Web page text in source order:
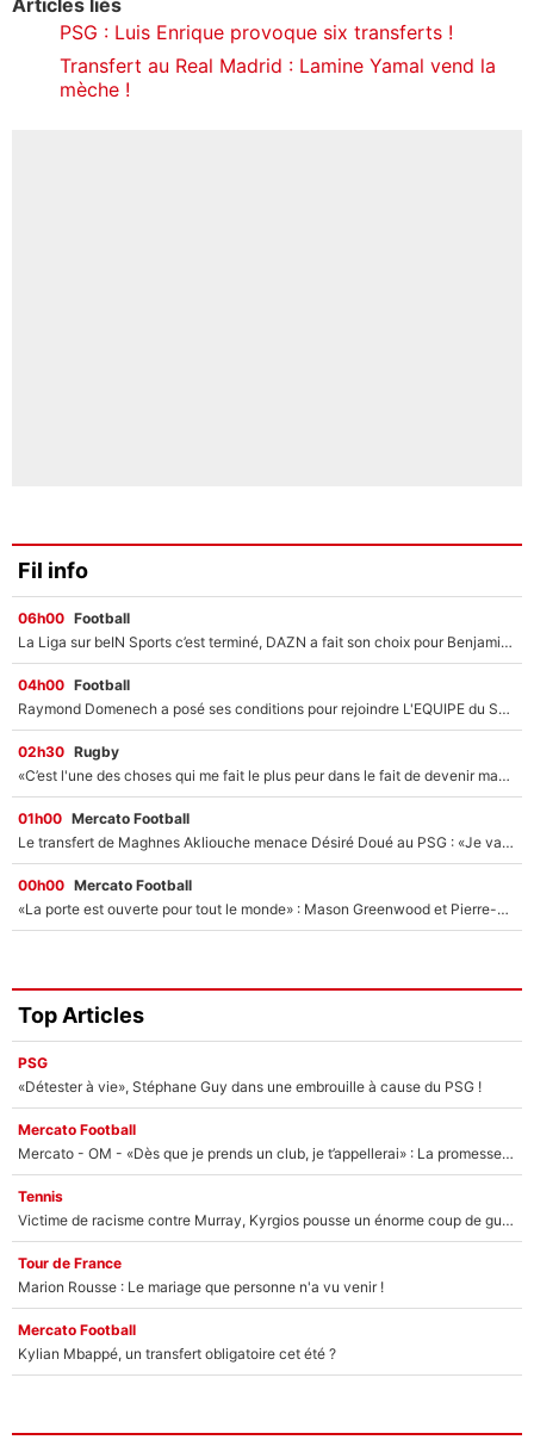
PSG : Luis Enrique provoque six transferts !
Transfert au Real Madrid : Lamine Yamal vend la
mèche !
Fil info
06h00 Football
La Liga sur beIN Sports c’est terminé, DAZN a fait son choix pour Benjamin Da Silva et Omar Da Fonseca !
04h00 Football
Raymond Domenech a posé ses conditions pour rejoindre L'EQUIPE du Soir : Il refuse de faire l'émission avec un autre chroniqueur !
02h30 Rugby
«C’est l'une des choses qui me fait le plus peur dans le fait de devenir maman» : En couple avec Antoine Dupont, Iris Mittenaere s'inquiète déjà pour ses futurs enfants !
01h00 Mercato Football
Le transfert de Maghnes Akliouche menace Désiré Doué au PSG : «Je valide à 200%»
00h00 Mercato Football
«La porte est ouverte pour tout le monde» : Mason Greenwood et Pierre-Emerick Aubameyang ont quitté l'OM, Amine Gouiri balance sur la suite du mercato et sur la réaction du vestiaire !
Top Articles
PSG
«Détester à vie», Stéphane Guy dans une embrouille à cause du PSG !
Mercato Football
Mercato - OM - «Dès que je prends un club, je t’appellerai» : La promesse de Marcelino au moment de claquer la porte
Tennis
Victime de racisme contre Murray, Kyrgios pousse un énorme coup de gueule !
Tour de France
Marion Rousse : Le mariage que personne n'a vu venir !
Mercato Football
Kylian Mbappé, un transfert obligatoire cet été ?